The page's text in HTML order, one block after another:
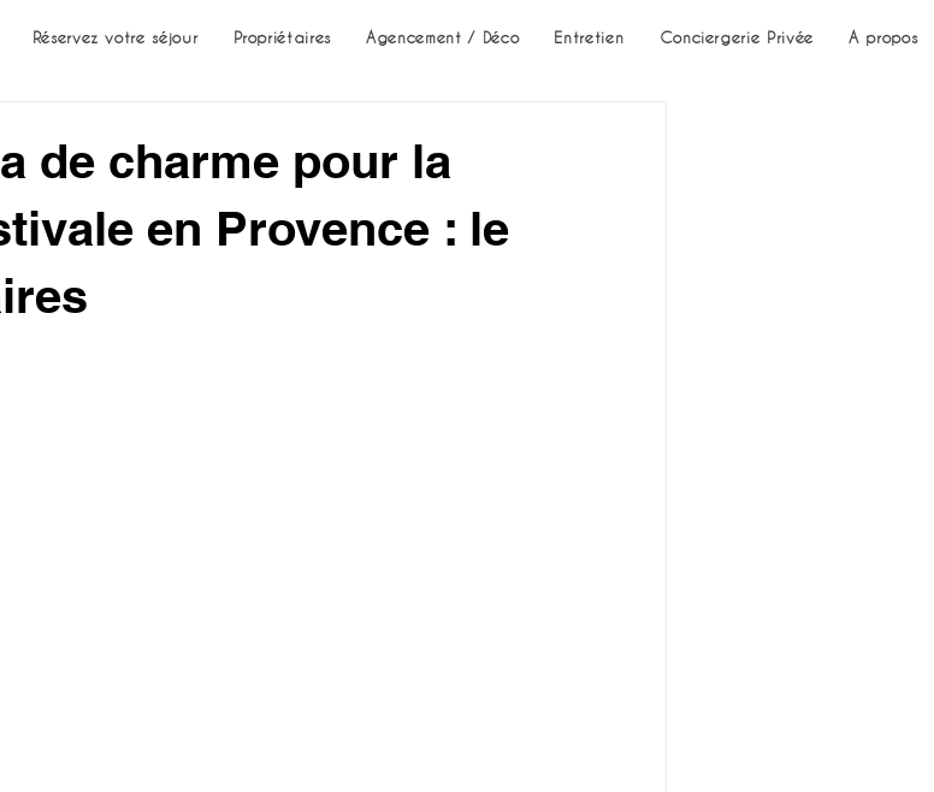
Réservez votre séjour Propriétaires Agencement / Déco Entretien Conciergerie Privée A propos
de charme pour la
en Provence : le